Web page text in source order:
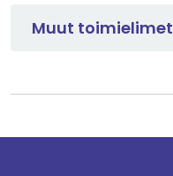
Muut toimielimet